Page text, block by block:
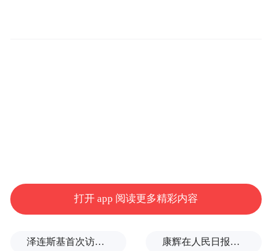
葬地绑定居地，断绝回迁念想，并立下“风月
幽怀，山林清操，晦迹龙溪，明哲是保”的处
族文化基因代代相传。
打开 app 阅读更多精彩内容
泽连斯基首次访问塞尔维亚：支持塞方加入欧盟 康辉在人民日报撰文：小字典有大力量